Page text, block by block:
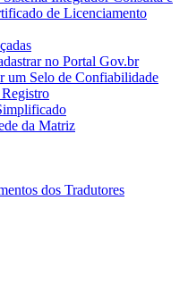
de Licenciamento
no Portal Gov.br
um Selo de Confiabilidade
da Matriz
dos Tradutores